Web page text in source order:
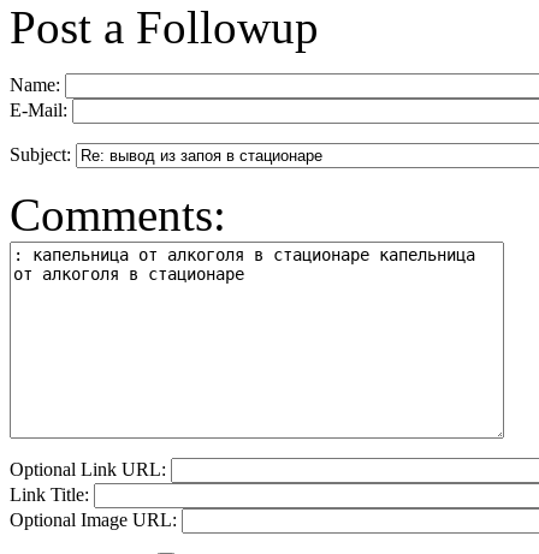
Post a Followup
Name:
E-Mail:
Subject:
Comments:
Optional Link URL:
Link Title:
Optional Image URL: